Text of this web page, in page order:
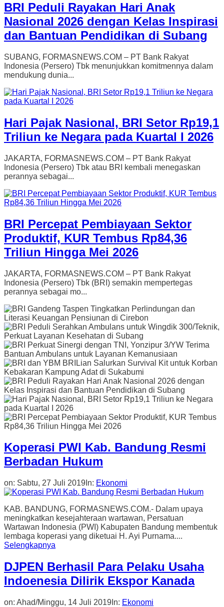
BRI Peduli Rayakan Hari Anak
Nasional 2026 dengan Kelas Inspirasi
dan Bantuan Pendidikan di Subang
SUBANG, FORMASNEWS.COM – PT Bank Rakyat
Indonesia (Persero) Tbk menunjukkan komitmennya dalam
mendukung dunia...
Hari Pajak Nasional, BRI Setor Rp19,1
Triliun ke Negara pada Kuartal I 2026
JAKARTA, FORMASNEWS.COM – PT Bank Rakyat
Indonesia (Persero) Tbk atau BRI kembali menegaskan
perannya sebagai...
BRI Percepat Pembiayaan Sektor
Produktif, KUR Tembus Rp84,36
Triliun Hingga Mei 2026
JAKARTA, FORMASNEWS.COM – PT Bank Rakyat
Indonesia (Persero) Tbk (BRI) semakin mempertegas
perannya sebagai mo...
Koperasi PWI Kab. Bandung Resmi
Berbadan Hukum
on: Sabtu, 27 Juli 2019 In: Ekonomi
KAB. BANDUNG, FORMASNEWS.COM.- Dalam upaya
meningkatkan kesejahteraan wartawan, Persatuan
Wartawan Indonesia (PWI) Kabupaten Bandung membentuk
lembaga koperasi yang diketuai H. Ayi Purnama....
Selengkapnya
DJPEN Berhasil Para Pelaku Usaha
Indoenesia Dilirik Ekspor Kanada
on: Ahad/Minggu, 14 Juli 2019 In: Ekonomi